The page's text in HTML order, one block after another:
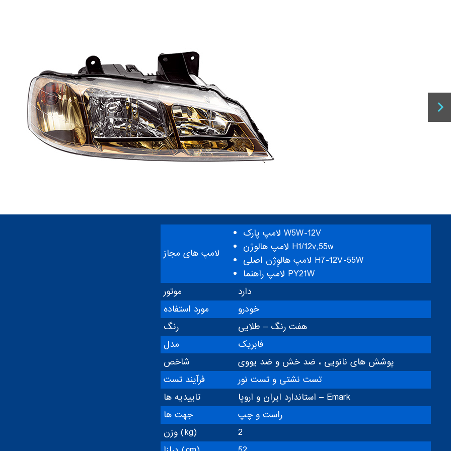
لامپ های مجاز
لامپ پارک W5W-12V
لامپ هالوژن H1/12v,55w
لامپ هالوِژن اصلی H7-12V-55W
لامپ راهنما PY21W
موتور
دارد
مورد استفاده
خودرو
رنگ
هفت رنگ – طلایی
مدل
فابریک
شاخص
پوشش های نانویی ، ضد خش و ضد یووی
فرآیند تست
تست نشتی و تست نور
تاییدیه ها
استاندارد ایران و اروپا – Emark
جهت ها
راست و چپ
وزن (kg)
2